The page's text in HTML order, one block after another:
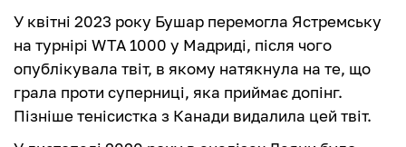
У квітні 2023 року Бушар перемогла Ястремську
на турнірі WTA 1000 у Мадриді, після чого
опублікувала твіт, в якому натякнула на те, що
грала проти суперниці, яка приймає допінг.
Пізніше тенісистка з Канади видалила цей твіт.